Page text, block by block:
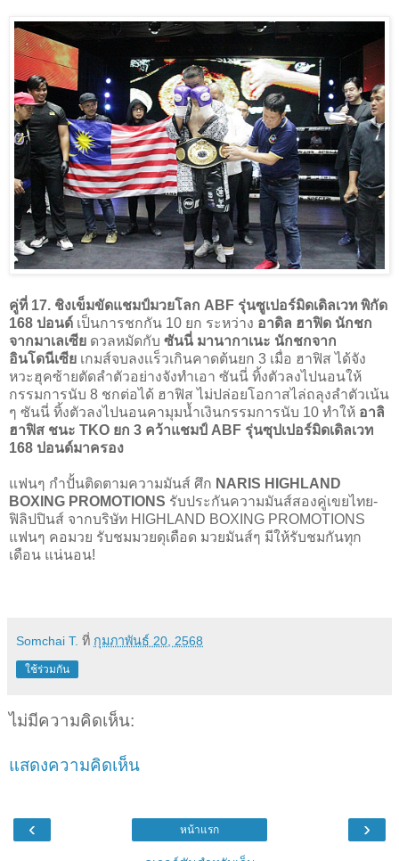
คู่ที่ 17. ชิงเข็มขัดแชมป์มวยโลก ABF รุ่นซูเปอร์มิดเดิลเวท พิกัด
168 ปอนด์ เป็นการชกกัน 10 ยก ระหว่าง อาดิล ฮาฟิด นักชก
จากมาเลเซีย ดวลหมัดกับ ซันนี่ มานากาเนะ นักชกจาก
อินโดนีเซีย เกมส์จบลงเเร็วเกินคาดต้นยก 3 เมื่อ ฮาฟิส ได้จัง
หวะฮุคซ้ายตัดลำตัวอย่างจังทำเอา ซันนี่ ทิ้งตัวลงไปนอนให้
กรรมการนับ 8 ชกต่อได้ ฮาฟิส ไม่ปล่อยโอกาสไล่ถลุงลำตัวเน้น
ๆ ซันนี่ ทิ้งตัวลงไปนอนคามุมน้ำเงินกรรมการนับ 10 ทำให้ อาลิ
ฮาฟิส ชนะ TKO ยก 3 คว้าแชมป์ ABF รุ่นซุปเปอร์มิดเดิลเวท
168 ปอนด์มาครอง
แฟนๆ กำปั้นติดตามความมันส์ ศึก NARIS HIGHLAND
BOXING PROMOTIONS รับประกันความมันส์สองคู่เขยไทย-
ฟิลิปปินส์ จากบริษัท HIGHLAND BOXING PROMOTIONS
แฟนๆ คอมวย รับชมมวยดุเดือด มวยมันส์ๆ มีให้รับชมกันทุก
เดือน แน่นอน!
Somchai T. ที่ กุมภาพันธ์ 20, 2568
ใช้ร่วมกัน
ไม่มีความคิดเห็น:
แสดงความคิดเห็น
‹ ›
หน้าแรก